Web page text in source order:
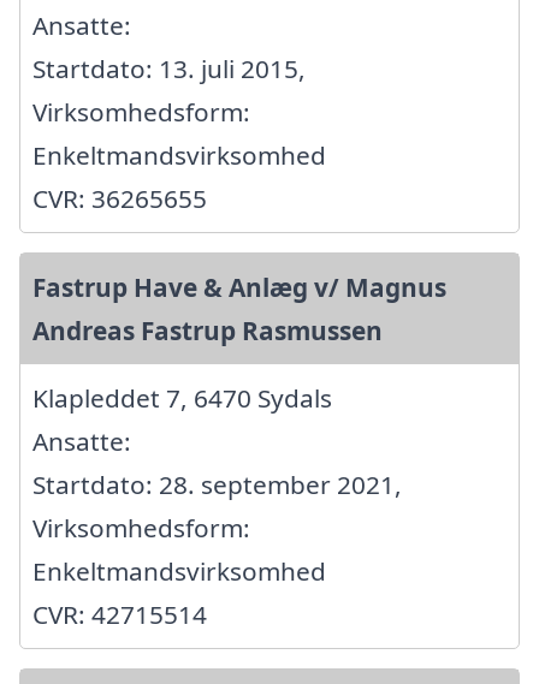
Ansatte:
Startdato: 13. juli 2015,
Virksomhedsform:
Enkeltmandsvirksomhed
CVR: 36265655
Fastrup Have & Anlæg v/ Magnus
Andreas Fastrup Rasmussen
Klapleddet 7, 6470 Sydals
Ansatte:
Startdato: 28. september 2021,
Virksomhedsform:
Enkeltmandsvirksomhed
CVR: 42715514